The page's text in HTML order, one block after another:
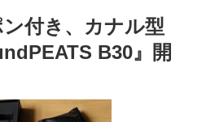
付き、カナル型
B30』開